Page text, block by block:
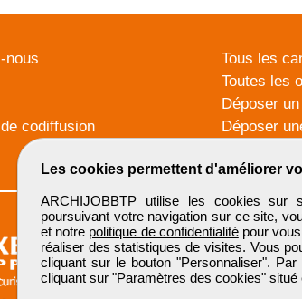
Les cookies permettent d'améliorer
ARCHIJOBBTP utilise les cookies sur
poursuivant votre navigation sur ce site,
et notre politique de confidentialitépour vous
réaliser des statistiques de visites. Vous
cliquant sur le bouton "Personnaliser".
cliquant sur "Paramètres des cookies" situé
nous
codiffusion
Tous les
Toutes les
Déposer
Déposer